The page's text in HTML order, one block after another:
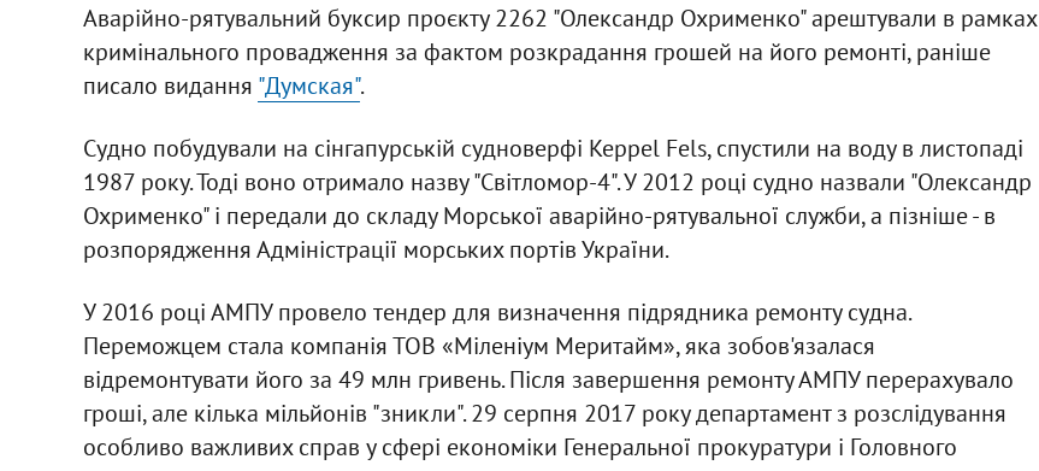
Аварійно-рятувальний буксир проєкту 2262 "Олександр Охрименко" арештували в рамках
кримінального провадження за фактом розкрадання грошей на його ремонті, раніше
писало видання "Думская".
Судно побудували на сінгапурській судноверфі Keppel Fels, спустили на воду в листопаді
1987 року. Тоді воно отримало назву "Світломор-4". У 2012 році судно назвали "Олександр
Охрименко" і передали до складу Морської аварійно-рятувальної служби, а пізніше - в
розпорядження Адміністрації морських портів України.
У 2016 році АМПУ провело тендер для визначення підрядника ремонту судна.
Переможцем стала компанія ТОВ «Міленіум Меритайм», яка зобов'язалася
відремонтувати його за 49 млн гривень. Після завершення ремонту АМПУ перерахувало
гроші, але кілька мільйонів "зникли". 29 серпня 2017 року департамент з розслідування
особливо важливих справ у сфері економіки Генеральної прокуратури і Головного